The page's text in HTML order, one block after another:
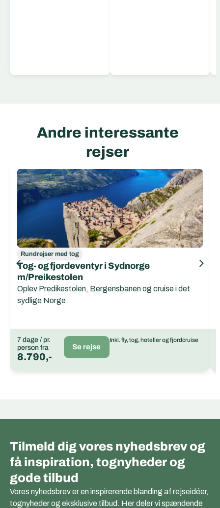
Andre interessante
rejser
Rundrejser med tog
Tog- og fjordeventyr i Sydnorge
m/Preikestolen
Oplev Predikestolen, Bergensbanen og cruise i det
sydlige Norge.
7 dage / pr.
person fra
8.790,-
Se rejse
Inkl. fly, tog, hoteller og fjordcruise
Tilmeld dig vores nyhedsbrev og
få inspiration, tognyheder og
gode tilbud
Vores nyhedsbrev er en inspirerende blanding af rejseidéer,
tognyheder og eksklusive tilbud. Her deler vi spændende